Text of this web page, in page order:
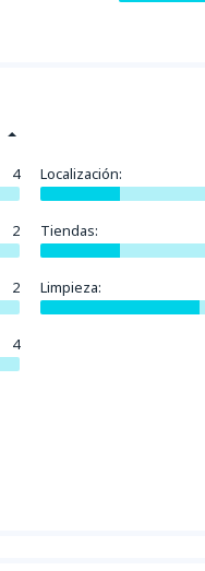
4 Localización:
2 Tiendas:
2 Limpieza:
4